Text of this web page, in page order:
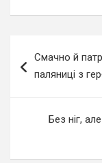
записів
Смачно й
паляниці з
Без ніг,